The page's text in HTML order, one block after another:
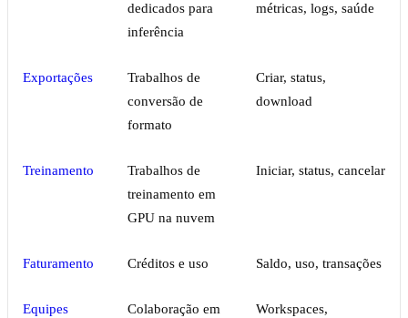
dedicados para
inferência
métricas, logs, saúde
Exportações
Trabalhos de
conversão de
formato
Criar, status,
download
Treinamento
Trabalhos de
treinamento em
GPU na nuvem
Iniciar, status, cancelar
Faturamento Créditos e uso Saldo, uso, transações
Equipes
Colaboração em
Workspaces,